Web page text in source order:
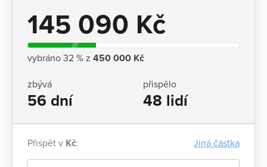
145 090 Kč
vybráno 32 % z 450 000 Kč
zbývá
56 dní
přispělo
48 lidí
Přispět v Kč: Jiná částka